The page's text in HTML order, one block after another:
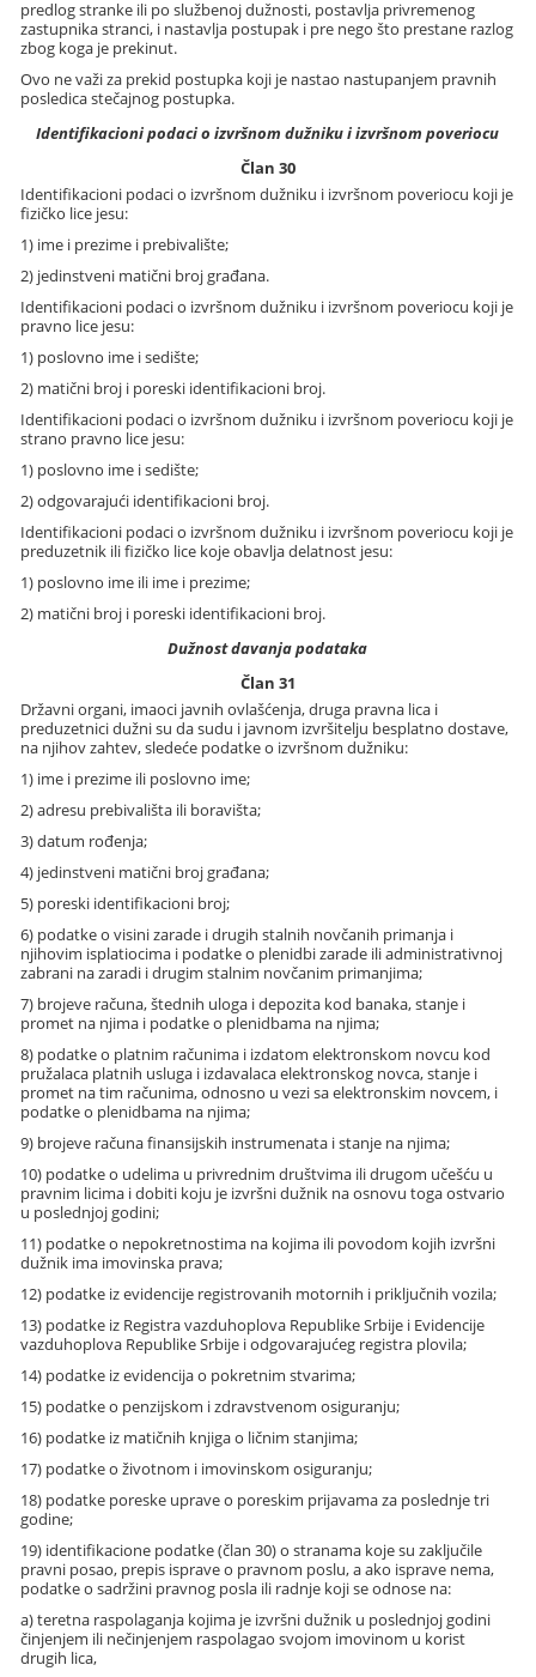
predlog stranke ili po službenoj dužnosti, postavlja privremenog
zastupnika stranci, i nastavlja postupak i pre nego što prestane razlog
zbog koga je prekinut.
Ovo ne važi za prekid postupka koji je nastao nastupanjem pravnih
posledica stečajnog postupka.
Identifikacioni podaci o izvršnom dužniku i izvršnom poveriocu
Član 30
Identifikacioni podaci o izvršnom dužniku i izvršnom poveriocu koji je
fizičko lice jesu:
1) ime i prezime i prebivalište;
2) jedinstveni matični broj građana.
Identifikacioni podaci o izvršnom dužniku i izvršnom poveriocu koji je
pravno lice jesu:
1) poslovno ime i sedište;
2) matični broj i poreski identifikacioni broj.
Identifikacioni podaci o izvršnom dužniku i izvršnom poveriocu koji je
strano pravno lice jesu:
1) poslovno ime i sedište;
2) odgovarajući identifikacioni broj.
Identifikacioni podaci o izvršnom dužniku i izvršnom poveriocu koji je
preduzetnik ili fizičko lice koje obavlja delatnost jesu:
1) poslovno ime ili ime i prezime;
2) matični broj i poreski identifikacioni broj.
Dužnost davanja podataka
Član 31
Državni organi, imaoci javnih ovlašćenja, druga pravna lica i
preduzetnici dužni su da sudu i javnom izvršitelju besplatno dostave,
na njihov zahtev, sledeće podatke o izvršnom dužniku:
1) ime i prezime ili poslovno ime;
2) adresu prebivališta ili boravišta;
3) datum rođenja;
4) jedinstveni matični broj građana;
5) poreski identifikacioni broj;
6) podatke o visini zarade i drugih stalnih novčanih primanja i
njihovim isplatiocima i podatke o plenidbi zarade ili administrativnoj
zabrani na zaradi i drugim stalnim novčanim primanjima;
7) brojeve računa, štednih uloga i depozita kod banaka, stanje i
promet na njima i podatke o plenidbama na njima;
8) podatke o platnim računima i izdatom elektronskom novcu kod
pružalaca platnih usluga i izdavalaca elektronskog novca, stanje i
promet na tim računima, odnosno u vezi sa elektronskim novcem, i
podatke o plenidbama na njima;
9) brojeve računa finansijskih instrumenata i stanje na njima;
10) podatke o udelima u privrednim društvima ili drugom učešću u
pravnim licima i dobiti koju je izvršni dužnik na osnovu toga ostvario
u poslednjoj godini;
11) podatke o nepokretnostima na kojima ili povodom kojih izvršni
dužnik ima imovinska prava;
12) podatke iz evidencije registrovanih motornih i priključnih vozila;
13) podatke iz Registra vazduhoplova Republike Srbije i Evidencije
vazduhoplova Republike Srbije i odgovarajućeg registra plovila;
14) podatke iz evidencija o pokretnim stvarima;
15) podatke o penzijskom i zdravstvenom osiguranju;
16) podatke iz matičnih knjiga o ličnim stanjima;
17) podatke o životnom i imovinskom osiguranju;
18) podatke poreske uprave o poreskim prijavama za poslednje tri
godine;
19) identifikacione podatke (član 30) o stranama koje su zaključile
pravni posao, prepis isprave o pravnom poslu, a ako isprave nema,
podatke o sadržini pravnog posla ili radnje koji se odnose na:
a) teretna raspolaganja kojima je izvršni dužnik u poslednjoj godini
činjenjem ili nečinjenjem raspolagao svojom imovinom u korist
drugih lica,